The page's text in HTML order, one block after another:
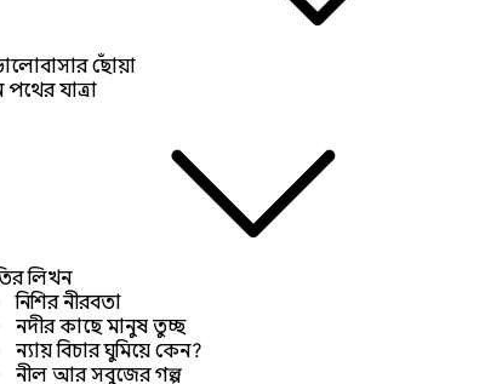
ছোঁয়া
যাত্রা
লিখন
নিশির নীরবতা
নদীর কাছে মানুষ তুচ্ছ
ন্যায় বিচার ঘুমিয়ে কেন?
নীল আর সবুজের গল্প